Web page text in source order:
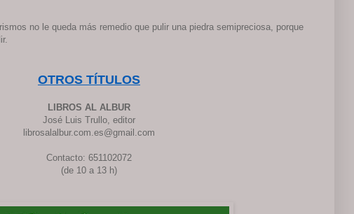
no le queda más remedio que pulir una piedra semipreciosa, porque
OTROS TÍTULOS
LIBROS AL ALBUR
José Luis Trullo, editor
librosalalbur.com.es@gmail.com
Contacto: 651102072
(de 10 a 13 h)